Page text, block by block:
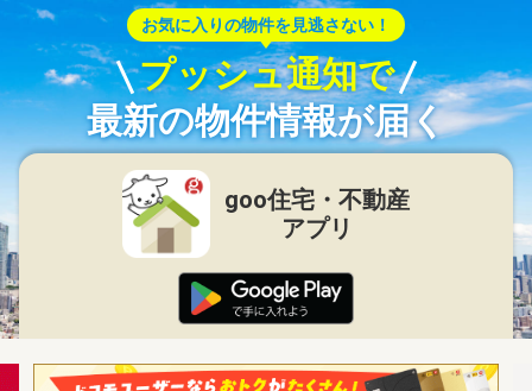
お気に入りの物件を見逃さない！
プッシュ通知で
最新の物件情報が届く
goo住宅・不動産
アプリ